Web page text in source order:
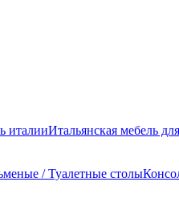
италииИтальянская мебель
/ Туалетные столы